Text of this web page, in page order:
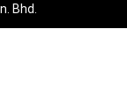
Bhd.